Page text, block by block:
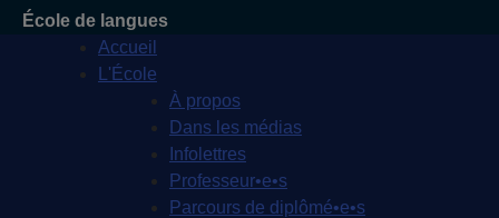
École de langues
Accueil
L'École
À propos
Dans les médias
Infolettres
Professeur•e•s
Parcours de diplômé•e•s